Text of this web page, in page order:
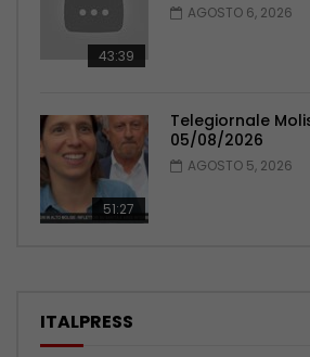
43:39
AGOSTO 6, 2026
51:27
Telegiornale
05/08/2026
AGOSTO 5, 2026
ITALPRESSdella Pubblica Sicurezza-